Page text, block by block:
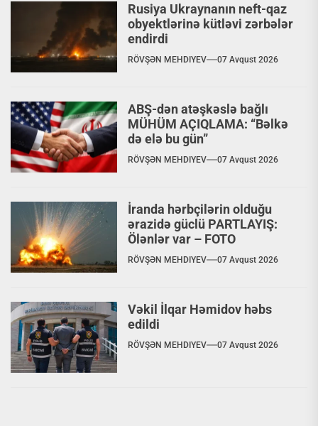
Rusiya Ukraynanın neft-qaz
obyektlərinə kütləvi zərbələr
endirdi
RÖVŞƏN MEHDIYEV 07 Avqust 2026
ABŞ-dən atəşkəslə bağlı
MÜHÜM AÇIQLAMA: “Bəlkə
də elə bu gün”
RÖVŞƏN MEHDIYEV 07 Avqust 2026
İranda hərbçilərin olduğu
ərazidə güclü PARTLAYIŞ:
Ölənlər var – FOTO
RÖVŞƏN MEHDIYEV 07 Avqust 2026
Vəkil İlqar Həmidov həbs
edildi
RÖVŞƏN MEHDIYEV 07 Avqust 2026